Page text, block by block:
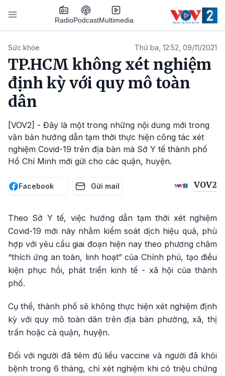
Nhảy đến nội dung
RadioPodcastMultimedia
Sức khỏe Thứ ba, 12:52, 09/11/2021
TP.HCM không xét nghiệm
định kỳ với quy mô toàn
dân
[VOV2] - Đây là một trong những nội dung mới trong
văn bản hướng dẫn tạm thời thực hiện công tác xét
nghiệm Covid-19 trên địa bàn mà Sở Y tế thành phố
Hồ Chí Minh mới gửi cho các quận, huyện.
Facebook Gửi mail VOV2
Theo Sở Y tế, việc hướng dẫn tạm thời xét nghiệm
Covid-19 mới này nhằm kiểm soát dịch hiệu quả, phù
hợp với yêu cầu giai đoạn hiện nay theo phương châm
“thích ứng an toàn, linh hoạt” của Chính phủ, tạo điều
kiện phục hồi, phát triển kinh tế - xã hội của thành
phố.
Cụ thể, thành phố sẽ không thực hiện xét nghiệm định
kỳ với quy mô toàn dân trên địa bàn phường, xã, thị
trấn hoặc cả quận, huyện.
Đối với người đã tiêm đủ liều vaccine và người đã khỏi
bệnh trong 6 tháng, chỉ xét nghiệm khi có triệu chứng